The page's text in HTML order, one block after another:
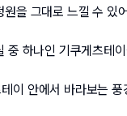
원을 그대로 느낄 수 있
중 하나인 기쿠게츠테
이 안에서 바라보는 풍